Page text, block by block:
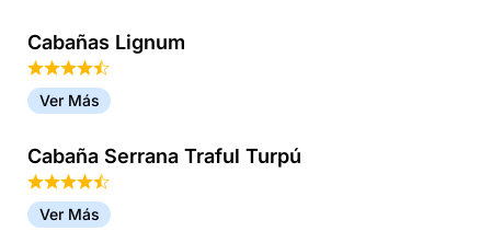
Cabañas Lignum
Ver Más
Cabaña Serrana Traful Turpú
Ver Más